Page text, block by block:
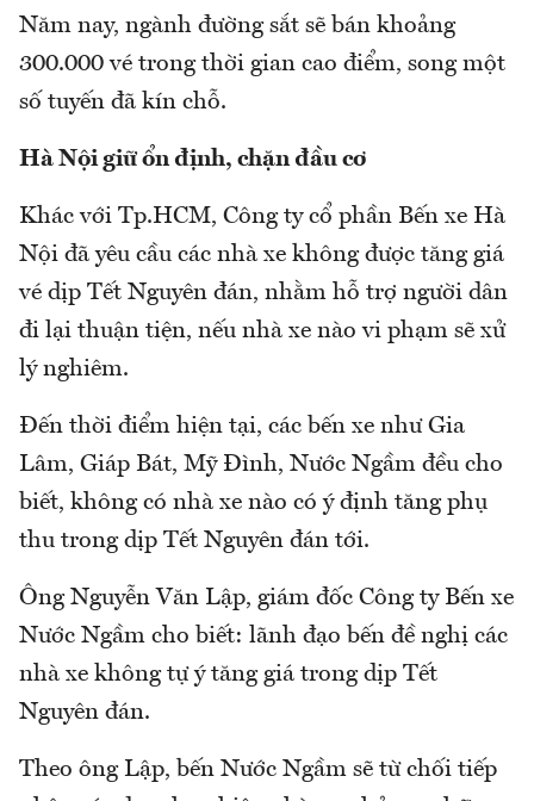
Năm nay, ngành đường sắt sẽ bán khoảng
300.000 vé trong thời gian cao điểm, song một
số tuyến đã kín chỗ.
Hà Nội giữ ổn định, chặn đầu cơ
Khác với Tp.HCM, Công ty cổ phần Bến xe Hà
Nội đã yêu cầu các nhà xe không được tăng giá
vé dịp Tết Nguyên đán, nhằm hỗ trợ người dân
đi lại thuận tiện, nếu nhà xe nào vi phạm sẽ xử
lý nghiêm.
Đến thời điểm hiện tại, các bến xe như Gia
Lâm, Giáp Bát, Mỹ Đình, Nước Ngầm đều cho
biết, không có nhà xe nào có ý định tăng phụ
thu trong dịp Tết Nguyên đán tới.
Ông Nguyễn Văn Lập, giám đốc Công ty Bến xe
Nước Ngầm cho biết: lãnh đạo bến đề nghị các
nhà xe không tự ý tăng giá trong dịp Tết
Nguyên đán.
Theo ông Lập, bến Nước Ngầm sẽ từ chối tiếp